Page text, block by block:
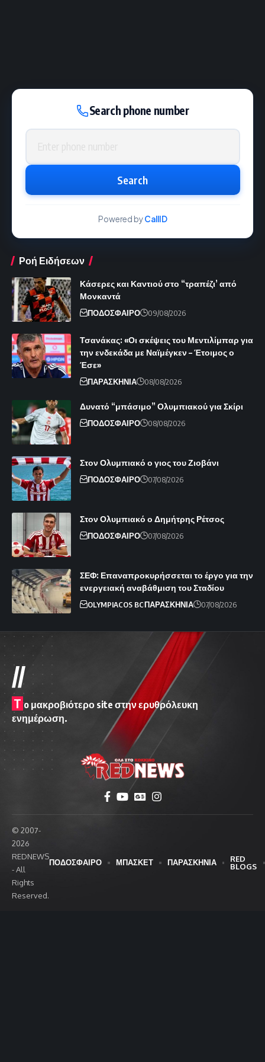
Search phone number
Phone number
Search
Powered byCallID
Ροή Ειδήσεων
Κάσερες και Καντιού στο “τραπέζι’ από
Μονκαντά
ΠΟΔΟΣΦΑΙΡΟ 09/08/2026
Τσανάκας: «Οι σκέψεις του Μεντιλίμπαρ για
την ενδεκάδα με Ναϊμέγκεν – Έτοιμος ο
Έσε»
ΠΑΡΑΣΚΗΝΙΑ 08/08/2026
Δυνατό “μπάσιμο” Ολυμπιακού για Σκίρι
ΠΟΔΟΣΦΑΙΡΟ 08/08/2026
Στον Ολυμπιακό ο γιος του Ζιοβάνι
ΠΟΔΟΣΦΑΙΡΟ 07/08/2026
Στον Ολυμπιακό ο Δημήτρης Ρέτσος
ΠΟΔΟΣΦΑΙΡΟ 07/08/2026
ΣΕΦ: Επαναπροκυρήσσεται το έργο για την
ενεργειακή αναβάθμιση του Σταδίου
OLYMPIACOS BCΠΑΡΑΣΚΗΝΙΑ 07/08/2026
//
T o μακροβιότερο site στην ερυθρόλευκη
ενημέρωση.
© 2007-
2026
REDNEWS
- All
Rights
Reserved.
ΠΟΔΟΣΦΑΙΡΟ ΜΠΑΣΚΕΤ ΠΑΡΑΣΚΗΝΙΑ
RED
BLOGS